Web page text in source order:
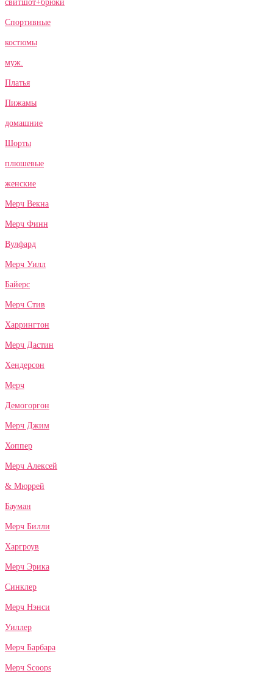
свитшот+брюки
Спортивные
костюмы
муж.
Платья
Пижамы
домашние
Шорты
плюшевые
женские
Мерч Векна
Мерч Финн
Вулфард
Мерч Уилл
Байерс
Мерч Стив
Харрингтон
Мерч Дастин
Хендерсон
Мерч
Демогоргон
Мерч Джим
Хоппер
Мерч Алексей
& Мюррей
Бауман
Мерч Билли
Харгроув
Мерч Эрика
Синклер
Мерч Нэнси
Уиллер
Мерч Барбара
Мерч Scoops